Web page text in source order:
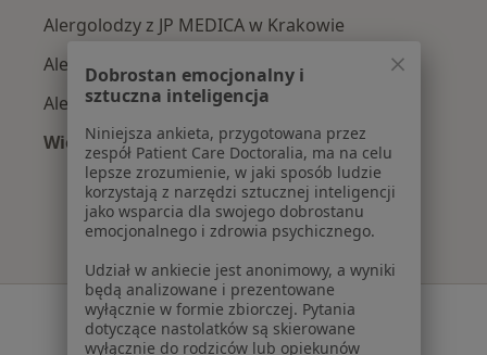
Alergolodzy z JP MEDICA w Krakowie
Alergolodzy z TU Zdrowie w Krakowie
Alergolodzy z Świat Zdrowia w Krakowie
Więcej (5)
Więcej w kategorii: Najpopularniejsze
Serwis
Dobrostan emocjonalny i
sztuczna inteligencja
Niniejsza ankieta, przygotowana przez
zespół Patient Care Doctoralia, ma na celu
lepsze zrozumienie, w jaki sposób ludzie
korzystają z narzędzi sztucznej inteligencji
jako wsparcia dla swojego dobrostanu
emocjonalnego i zdrowia psychicznego.
Udział w ankiecie jest anonimowy, a wyniki
będą analizowane i prezentowane
wyłącznie w formie zbiorczej. Pytania
dotyczące nastolatków są skierowane
wyłącznie do rodziców lub opiekunów